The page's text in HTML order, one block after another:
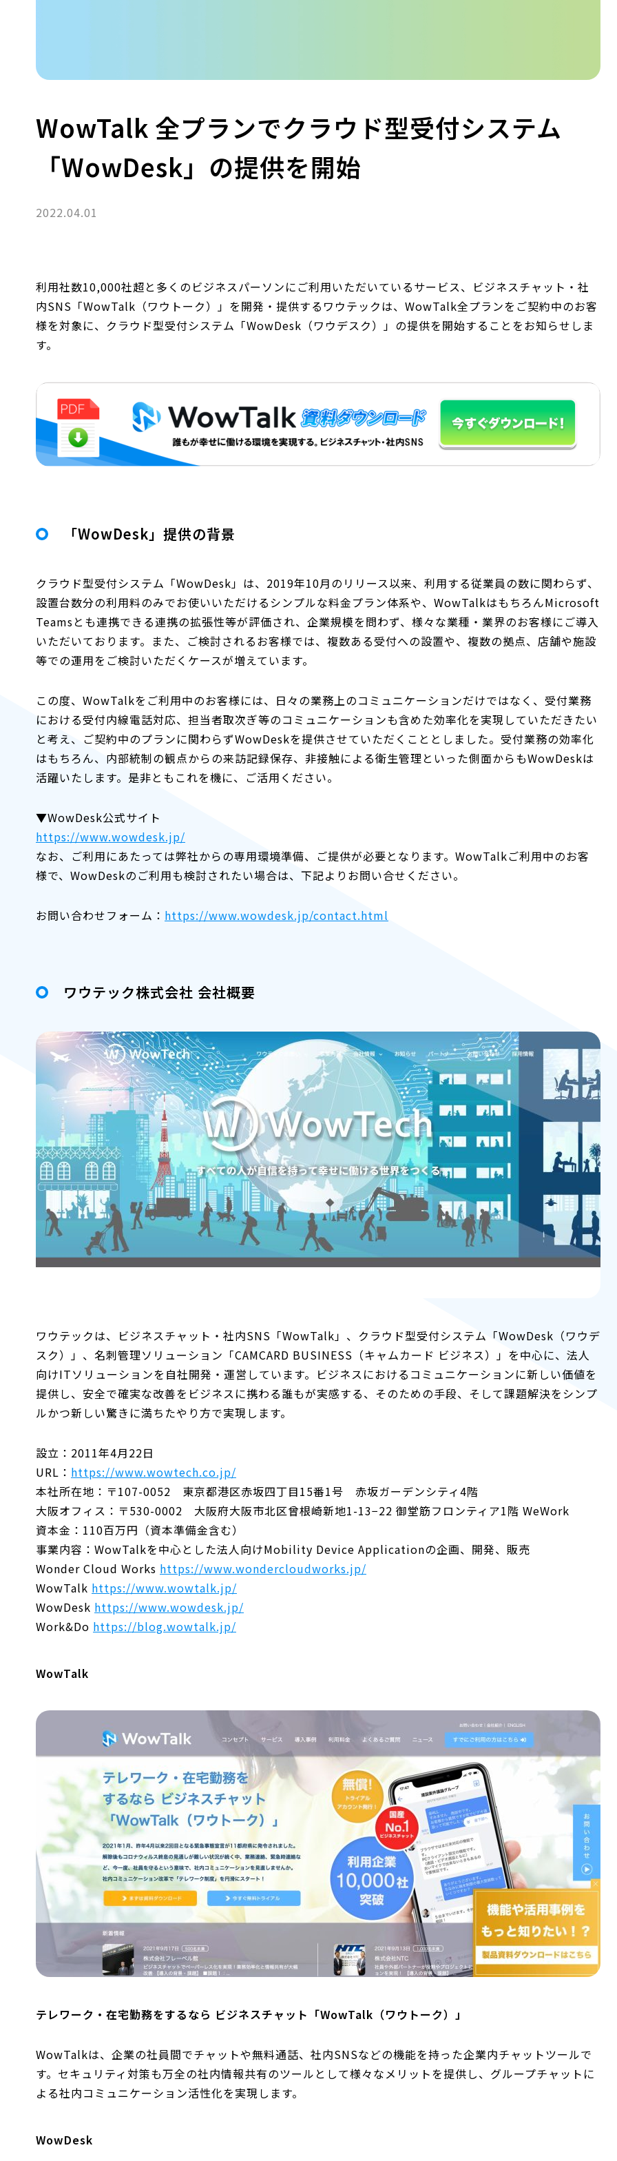
WowTalk 全プランでクラウド型受付システム
「WowDesk」の提供を開始
2022.04.01
利用社数10,000社超と多くのビジネスパーソンにご利用いただいているサービス、ビジネスチャット・社
内SNS「WowTalk（ワウトーク）」を開発・提供するワウテックは、WowTalk全プランをご契約中のお客
様を対象に、クラウド型受付システム「WowDesk（ワウデスク）」の提供を開始することをお知らせしま
す。
「WowDesk」提供の背景
クラウド型受付システム「WowDesk」は、2019年10月のリリース以来、利用する従業員の数に関わらず、
設置台数分の利用料のみでお使いいただけるシンプルな料金プラン体系や、WowTalkはもちろんMicrosoft
Teamsとも連携できる連携の拡張性等が評価され、企業規模を問わず、様々な業種・業界のお客様にご導入
いただいております。また、ご検討されるお客様では、複数ある受付への設置や、複数の拠点、店舗や施設
等での運用をご検討いただくケースが増えています。
この度、WowTalkをご利用中のお客様には、日々の業務上のコミュニケーションだけではなく、受付業務
における受付内線電話対応、担当者取次ぎ等のコミュニケーションも含めた効率化を実現していただきたい
と考え、ご契約中のプランに関わらずWowDeskを提供させていただくこととしました。受付業務の効率化
はもちろん、内部統制の観点からの来訪記録保存、非接触による衛生管理といった側面からもWowDeskは
活躍いたします。是非ともこれを機に、ご活用ください。
▼WowDesk公式サイト
https://www.wowdesk.jp/
なお、ご利用にあたっては弊社からの専用環境準備、ご提供が必要となります。WowTalkご利用中のお客
様で、WowDeskのご利用も検討されたい場合は、下記よりお問い合せください。
お問い合わせフォーム： https://www.wowdesk.jp/contact.html
ワウテック株式会社 会社概要
ワウテックは、ビジネスチャット・社内SNS「WowTalk」、クラウド型受付システム「WowDesk（ワウデ
スク）」、名刺管理ソリューション「CAMCARD BUSINESS（キャムカード ビジネス）」を中心に、法人
向けITソリューションを自社開発・運営しています。ビジネスにおけるコミュニケーションに新しい価値を
提供し、安全で確実な改善をビジネスに携わる誰もが実感する、そのための手段、そして課題解決をシンプ
ルかつ新しい驚きに満ちたやり方で実現します。
設立：2011年4月22日
URL： https://www.wowtech.co.jp/
本社所在地：〒107-0052 東京都港区赤坂四丁目15番1号 赤坂ガーデンシティ4階
大阪オフィス：〒530-0002 大阪府大阪市北区曾根崎新地1-13−22 御堂筋フロンティア1階 WeWork
資本金：110百万円（資本準備金含む）
事業内容：WowTalkを中心とした法人向けMobility Device Applicationの企画、開発、販売
Wonder Cloud Works https://www.wondercloudworks.jp/
WowTalk https://www.wowtalk.jp/
WowDesk https://www.wowdesk.jp/
Work&Do https://blog.wowtalk.jp/
WowTalk
テレワーク・在宅勤務をするなら ビジネスチャット「WowTalk（ワウトーク）」
WowTalkは、企業の社員間でチャットや無料通話、社内SNSなどの機能を持った企業内チャットツールで
す。セキュリティ対策も万全の社内情報共有のツールとして様々なメリットを提供し、グループチャットに
よる社内コミュニケーション活性化を実現します。
WowDesk